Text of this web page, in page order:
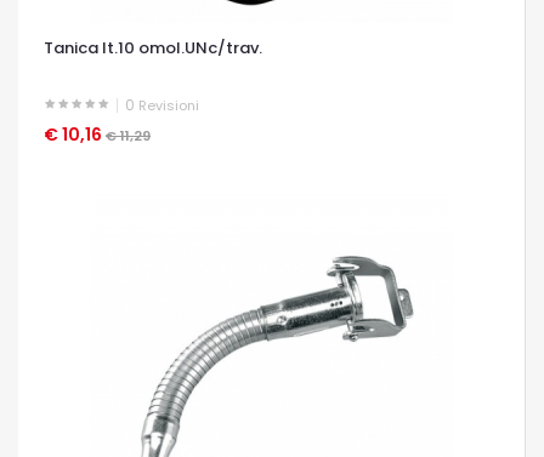
Tanica lt.10 omol.UNc/trav.
0 Revisioni
€ 10,16 € 11,29
OCCHIATA VELOCE